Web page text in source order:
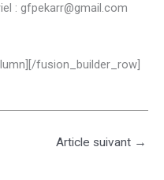
: gfpekarr@gmail.com
fusion_builder_row]
Article suivant →